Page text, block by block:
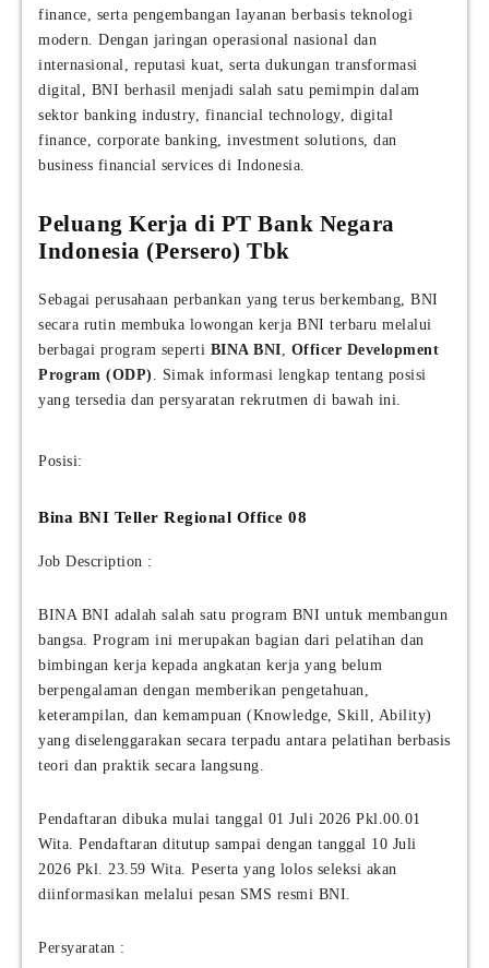
finance, serta pengembangan layanan berbasis teknologi
modern. Dengan jaringan operasional nasional dan
internasional, reputasi kuat, serta dukungan transformasi
digital, BNI berhasil menjadi salah satu pemimpin dalam
sektor banking industry, financial technology, digital
finance, corporate banking, investment solutions, dan
business financial services di Indonesia.
Peluang Kerja di PT Bank Negara
Indonesia (Persero) Tbk
Sebagai perusahaan perbankan yang terus berkembang, BNI
secara rutin membuka lowongan kerja BNI terbaru melalui
berbagai program seperti BINA BNI, Officer Development
Program (ODP) . Simak informasi lengkap tentang posisi
yang tersedia dan persyaratan rekrutmen di bawah ini.
Posisi:
Bina BNI Teller Regional Office 08
Job Description :
BINA BNI adalah salah satu program BNI untuk membangun
bangsa. Program ini merupakan bagian dari pelatihan dan
bimbingan kerja kepada angkatan kerja yang belum
berpengalaman dengan memberikan pengetahuan,
keterampilan, dan kemampuan (Knowledge, Skill, Ability)
yang diselenggarakan secara terpadu antara pelatihan berbasis
teori dan praktik secara langsung.
Pendaftaran dibuka mulai tanggal 01 Juli 2026 Pkl.00.01
Wita. Pendaftaran ditutup sampai dengan tanggal 10 Juli
2026 Pkl. 23.59 Wita. Peserta yang lolos seleksi akan
diinformasikan melalui pesan SMS resmi BNI.
Persyaratan :